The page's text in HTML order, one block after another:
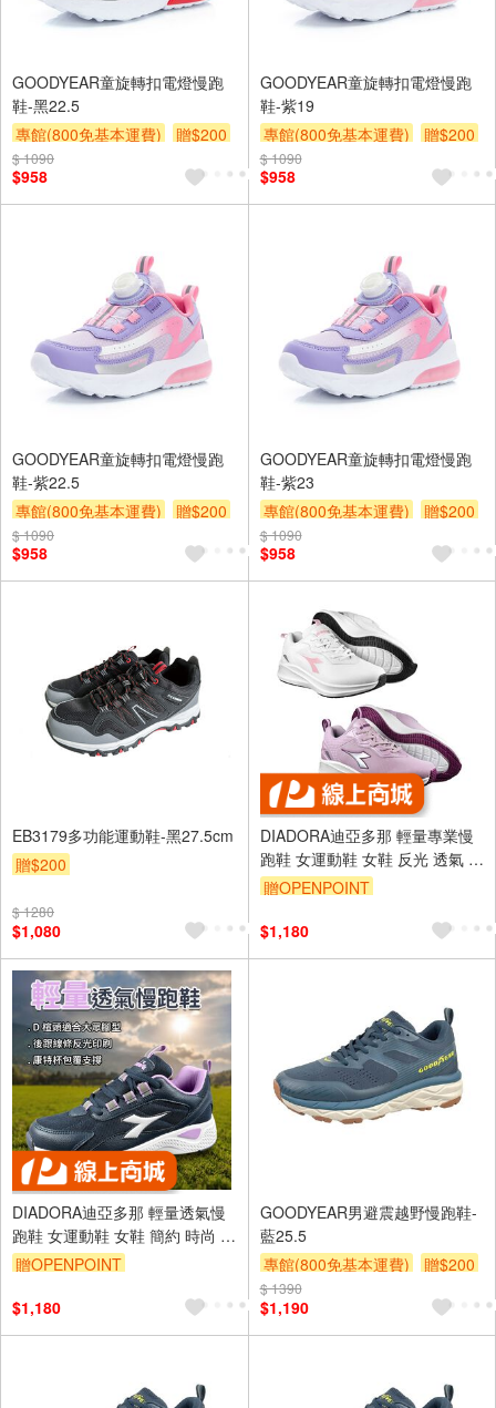
GOODYEAR童旋轉扣電燈慢跑
鞋-黑22.5
專館(800免基本運費)
贈$200
$ 1090
$958
GOODYEAR童旋轉扣電燈慢跑
鞋-紫19
專館(800免基本運費)
贈$200
$ 1090
$958
GOODYEAR童旋轉扣電燈慢跑
鞋-紫22.5
專館(800免基本運費)
贈$200
$ 1090
$958
GOODYEAR童旋轉扣電燈慢跑
鞋-紫23
專館(800免基本運費)
贈$200
$ 1090
$958
EB3179多功能運動鞋-黑27.5cm
贈$200
$ 1280
$1,080
DIADORA迪亞多那 輕量專業慢
跑鞋 女運動鞋 女鞋 反光 透氣 吸
震 減壓 Q彈 乳膠鞋墊 耐磨 止滑
贈OPENPOINT
$1,180
DIADORA迪亞多那 輕量透氣慢
跑鞋 女運動鞋 女鞋 簡約 時尚 透
氣 反光 康特杯 保護後跟 耐磨 止
贈OPENPOINT
$1,180
GOODYEAR男避震越野慢跑鞋-
藍25.5
專館(800免基本運費)
贈$200
$ 1390
$1,190